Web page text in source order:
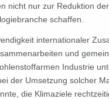
nicht nur zur Reduktion
schaffen.
internationaler
und
Industrie
der Umsetzung solcher
die Klimaziele